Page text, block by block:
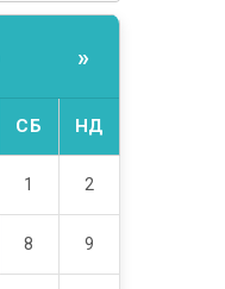
»
СБ НД
1 2
8 9